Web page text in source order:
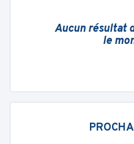
Aucun résultat
le